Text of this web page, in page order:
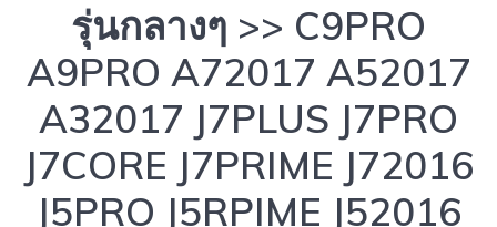
รุ่นกลางๆ >> C9PRO
A9PRO A72017 A52017
A32017 J7PLUS J7PRO
J7CORE J7PRIME J72016
J5PRO J5RPIME J52016